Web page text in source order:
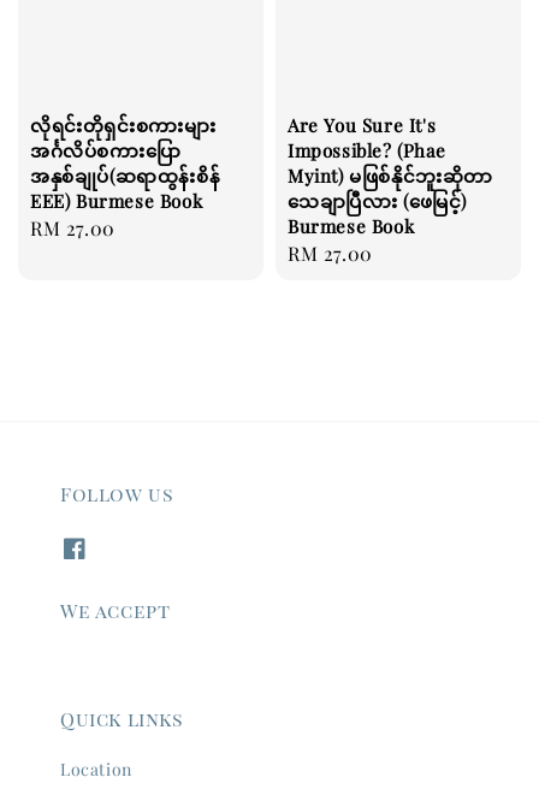
လိုရင်းတိုရှင်းစကားများ
အင်္ဂလိပ်စကားပြော
အနှစ်ချုပ်(ဆရာထွန်းစိန်
EEE) Burmese Book
Regular
RM 27.00
Are You Sure It's
Impossible? (Phae
Myint) မဖြစ်နိုင်ဘူးဆိုတာ
သေချာပြီလား (ဖေမြင့်)
Burmese Book
Regular
RM 27.00
Follow us
We accept
Quick links
Location